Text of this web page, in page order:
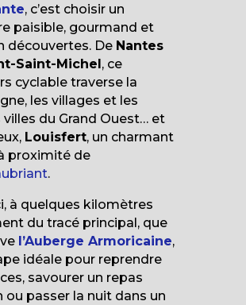
, c’est choisir un
paisible, gourmand et
découvertes. De Nantes
Saint-Michel, ce
cyclable traverse la
les villages et les
du Grand Ouest… et
Louisfert, un charmant
proximité de
.
à quelques kilomètres
du tracé principal, que
l’Auberge Armoricaine,
idéale pour reprendre
savourer un repas
ou passer la nuit dans un